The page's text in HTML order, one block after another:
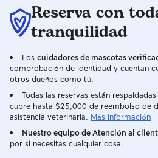
Reserva con
tranquilidad
Los cuidadores de mascotas
comprobación de identidad y cuentan
otros dueños como tú.
Todas las reservas están
cubre hasta $25,000 de reembolso de
asistencia veterinaria. Más información
Nuestro equipo de Atención al
por si necesitas cualquier cosa.